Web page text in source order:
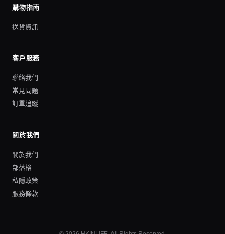
購物指南
送貨資訊
客戶服務
聯絡我們
常見問題
訂單追蹤
關於我們
關於我們
部落格
私隱政策
服務條款